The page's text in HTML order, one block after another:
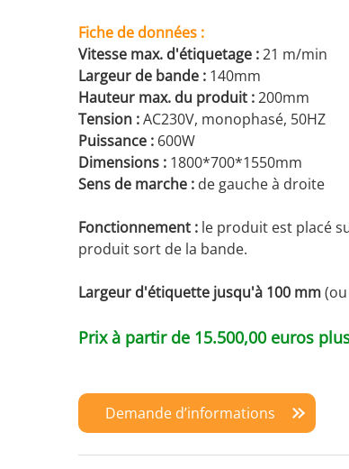
Fiche de données :
Vitesse max. d'étiquetage :21 m/min
Largeur de bande : 140mm
Hauteur max. du produit :200mm
Tension :AC230V, monophasé, 50HZ
Puissance : 600W
Dimensions : 1800*700*1550mm
Sens de marche : de gauche à droite
Fonctionnement : le produit est placé
produit sort de la bande.
Largeur d'étiquette jusqu'à 100 mm
Prix à partir de 15.500,00 euros
Demande d’informations